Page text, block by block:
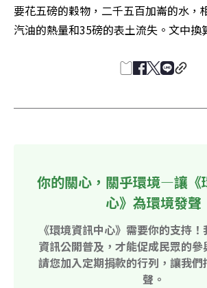
要花五磅的穀物，二千五百加崙的水，
汽油的熱量和35磅的表土流失。文中換
你的關心，關乎環境—讓《
心》為環境發聲
《環境資訊中心》需要你的支持
資訊公開普及，才能促成民眾的
請您加入定期捐款的行列，讓我
聲。